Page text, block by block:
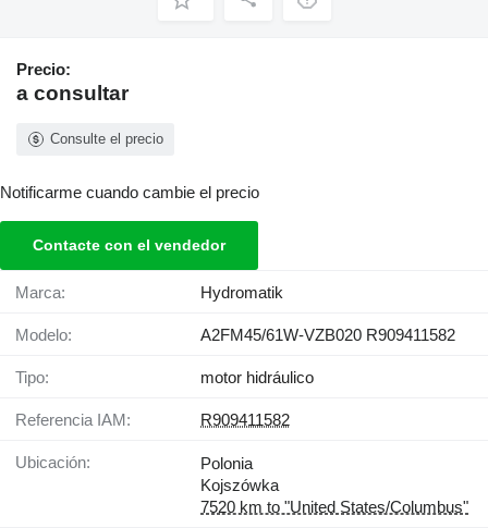
Precio:
a consultar
Consulte el precio
Notificarme cuando cambie el precio
Contacte con el vendedor
Marca: Hydromatik
Modelo: A2FM45/61W-VZB020 R909411582
Tipo: motor hidráulico
Referencia IAM: R909411582
Ubicación:
Polonia
Kojszówka
7520 km to "United States/Columbus"